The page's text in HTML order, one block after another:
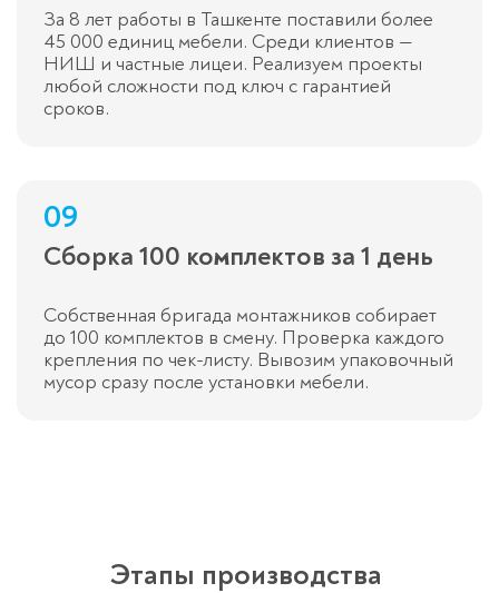
За 8 лет работы в Ташкенте поставили более
45 000 единиц мебели. Среди клиентов —
НИШ и частные лицеи. Реализуем проекты
любой сложности под ключ с гарантией
сроков.
09
Сборка 100 комплектов за 1 день
Собственная бригада монтажников собирает
до 100 комплектов в смену. Проверка каждого
крепления по чек-листу. Вывозим упаковочный
мусор сразу после установки мебели.
Этапы производства ​